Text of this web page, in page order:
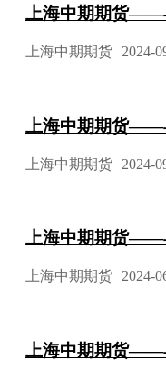
上海中期期货——
上海中期期货 2024-
上海中期期货——
上海中期期货 2024-
上海中期期货——
上海中期期货 2024-
上海中期期货——